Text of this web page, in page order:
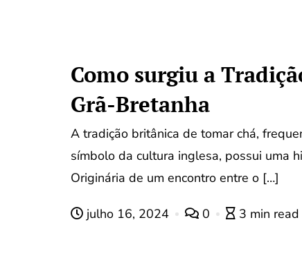
Como surgiu a
Grã-Bretanha
A tradição britânica de tomar chá,
símbolo da cultura inglesa, possui uma
Originária de um encontro entre o […]
julho 16, 2024 0 3 min read